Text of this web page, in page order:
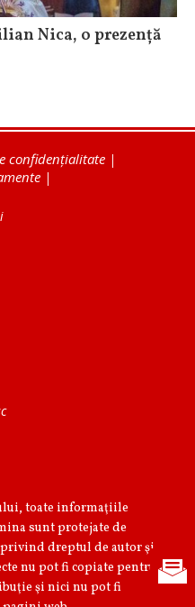
Nica, o prezență
confidențialitate |
|
toate informaţiile
sunt protejate de
dreptul de autor şi
nu pot fi copiate pentru
şi nici nu pot fi